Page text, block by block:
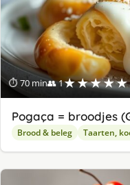
⏱ 70 min👥 1★★★★★
Pogaça = broodjes
Brood & beleg Taarten,